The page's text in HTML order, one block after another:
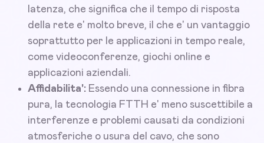
latenza, che significa che il tempo di risposta
della rete e' molto breve, il che e' un vantaggio
soprattutto per le applicazioni in tempo reale,
come videoconferenze, giochi online e
applicazioni aziendali.
Affidabilita': Essendo una connessione in fibra
pura, la tecnologia FTTH e' meno suscettibile a
interferenze e problemi causati da condizioni
atmosferiche o usura del cavo, che sono